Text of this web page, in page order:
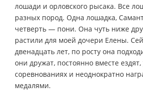
лошади и орловского рысака. Все
разных пород. Одна лошадка,
четверть — пони. Она чуть ниже
растили для моей дочери Елены.
двенадцать лет, по росту она
они дружат, постоянно вместе
соревнованиях и неоднократно
медалями.